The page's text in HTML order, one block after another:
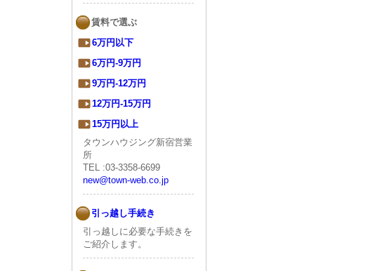
賃料で選ぶ
6万円以下
6万円-9万円
9万円-12万円
12万円-15万円
15万円以上
タウンハウジング新宿営業
所
TEL :03-3358-6699
new@town-web.co.jp
引っ越し手続き
引っ越しに必要な手続きを
ご紹介します。